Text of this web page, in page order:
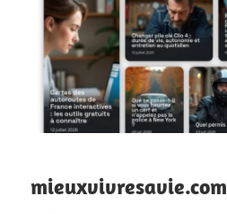
mieuxvivresavie.com